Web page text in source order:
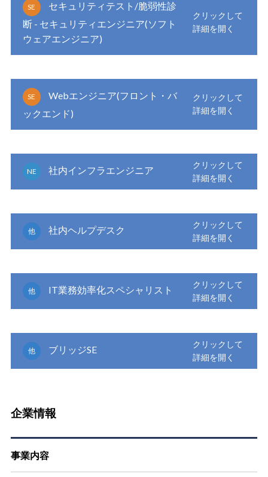
SE
セキュリティテスト/脆弱性診
断 - セキュリティエンジニア(ソフト
ウェアエンジニア)
SE
Webエンジニア(フロント・バ
ックエンド)
NE 社内インフラエンジニア
他 社内ヘルプデスク
他 IT業務効率化スペシャリスト
他 ブリッジSE
企業情報
事業内容